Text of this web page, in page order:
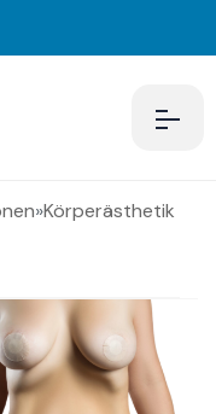
»Körperästhetik